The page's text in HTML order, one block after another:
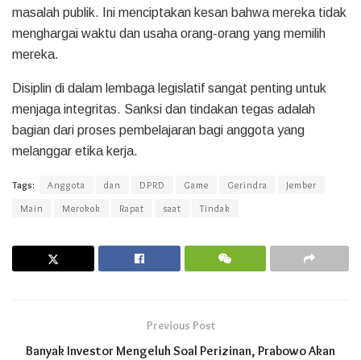
masalah publik. Ini menciptakan kesan bahwa mereka tidak
menghargai waktu dan usaha orang-orang yang memilih
mereka.
Disiplin di dalam lembaga legislatif sangat penting untuk
menjaga integritas. Sanksi dan tindakan tegas adalah
bagian dari proses pembelajaran bagi anggota yang
melanggar etika kerja.
Tags: Anggota dan DPRD Game Gerindra
Jember
Main
Merokok Rapat saat Tindak
Previous Post
Banyak Investor Mengeluh Soal Perizinan, Prabowo Akan